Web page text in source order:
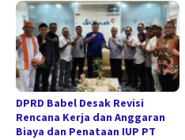
DPRD Babel Desak Revisi
Rencana Kerja dan Anggaran
Biaya dan Penataan IUP PT